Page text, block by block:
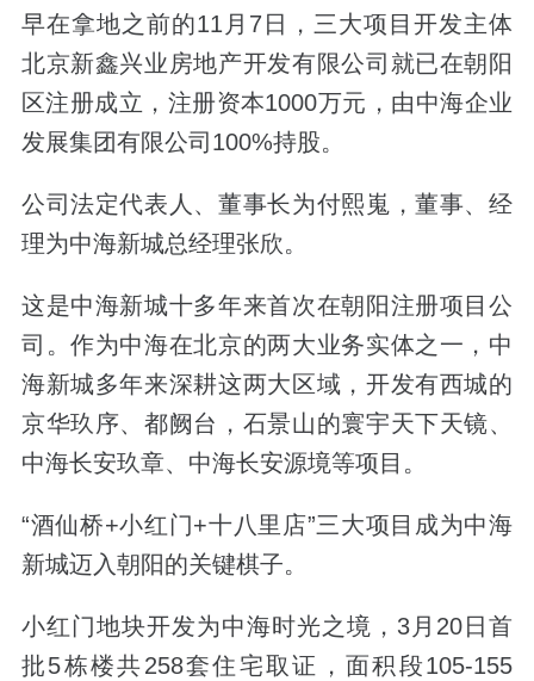
早在拿地之前的11月7日，三大项目开发主体
北京新鑫兴业房地产开发有限公司就已在朝阳
区注册成立，注册资本1000万元，由中海企业
发展集团有限公司100%持股。
公司法定代表人、董事长为付熙嵬，董事、经
理为中海新城总经理张欣。
这是中海新城十多年来首次在朝阳注册项目公
司。作为中海在北京的两大业务实体之一，中
海新城多年来深耕这两大区域，开发有西城的
京华玖序、都阙台，石景山的寰宇天下天镜、
中海长安玖章、中海长安源境等项目。
“酒仙桥+小红门+十八里店”三大项目成为中海
新城迈入朝阳的关键棋子。
小红门地块开发为中海时光之境，3月20日首
批5栋楼共258套住宅取证，面积段105-155